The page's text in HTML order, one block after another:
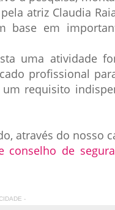
atriz Claudia
base em
uma atividade
profissional
requisito
através do nosso
conselho de
-